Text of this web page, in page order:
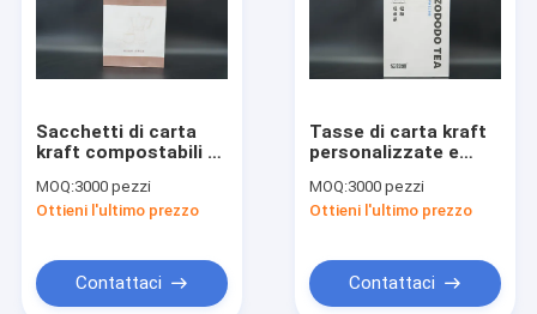
Sacchetti di carta
kraft compostabili e
piatta
MOQ:3000 pezzi
Ottieni l'ultimo prezzo
Contattaci
Tasse di carta kraft
personalizzate e
leggere
MOQ:3000 pezzi
Ottieni l'ultimo prezzo
Contattaci